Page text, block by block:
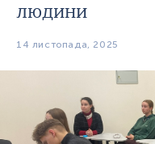
людини
14 листопада, 2025